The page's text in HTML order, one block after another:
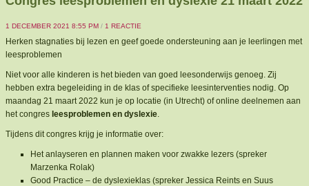
1 DECEMBER 2021 8:55 PM / 1 REACTIE
LEESPROBLEMEN
MAART
2022
Herken stagnaties bij lezen en geef goede ondersteuning aan je leerlingen met
leesproblemen
Niet voor alle kinderen is het bieden van goed leesonderwijs genoeg. Zij
hebben extra begeleiding in de klas of specifieke leesinterventies nodig. Op
maandag 21 maart 2022 kun je op locatie (in Utrecht) of online deelnemen aan
het congres leesproblemen en dyslexie.
Tijdens dit congres krijg je informatie over:
Het anlayseren en plannen maken voor zwakke lezers (spreker
Marzenka Rolak)
Good Practice – de dyslexieklas (spreker Jessica Reints en Suus